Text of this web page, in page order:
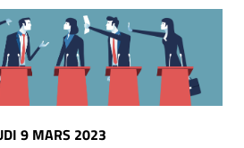
9 MARS 2023